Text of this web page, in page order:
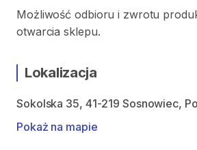
Możliwość odbioru i zwrotu
otwarcia sklepu.
Lokalizacja
Sokolska 35, 41-219 Sosnowiec,
Pokaż na mapie